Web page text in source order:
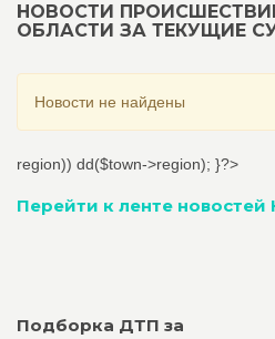
НОВОСТИ
ОБЛАСТИ ЗА ТЕКУЩИЕ
Новости не найдены
region)) dd($town->region); }?>
Перейти к ленте
Подборка ДТП за